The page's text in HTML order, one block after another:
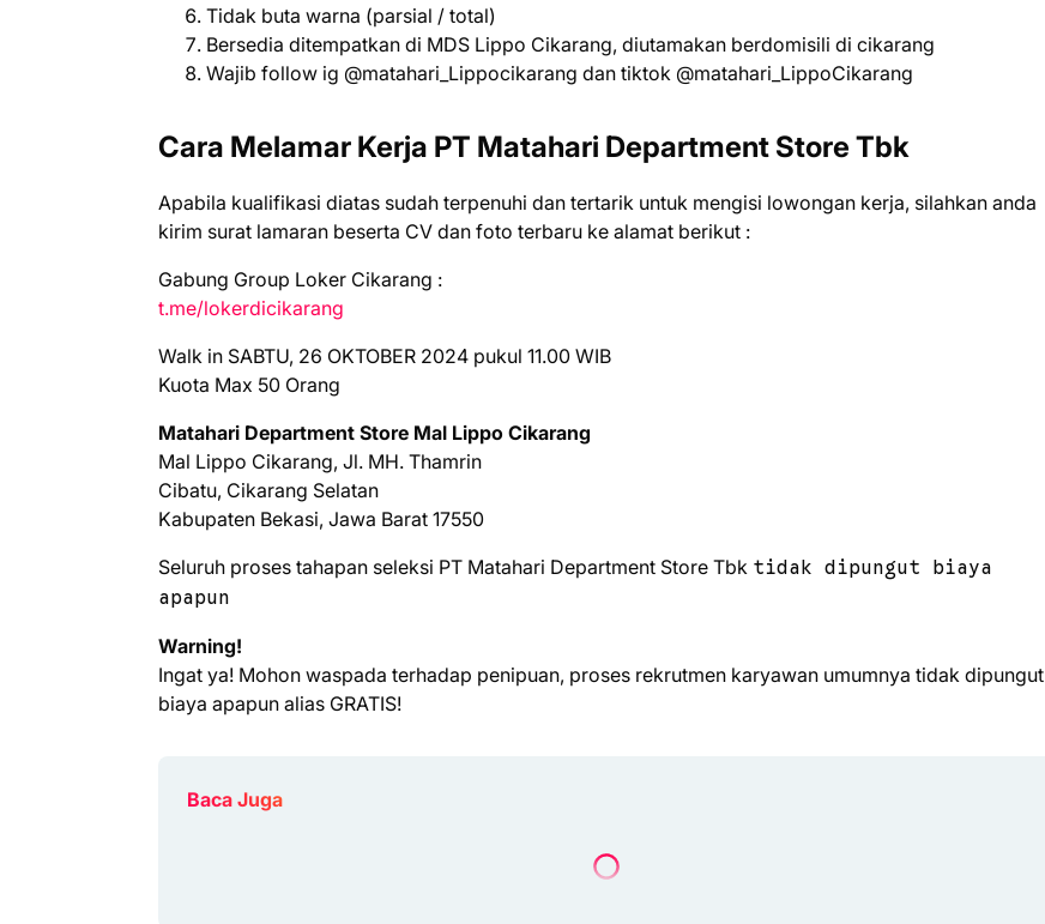
Tidak buta warna (parsial / total)
Bersedia ditempatkan di MDS Lippo Cikarang, diutamakan berdomisili di cikarang
Wajib follow ig @matahari_Lippocikarang dan tiktok @matahari_LippoCikarang
Cara Melamar Kerja PT Matahari Department Store Tbk
Aраbіlа kuаlіfіkаѕі dіаtаѕ ѕudаh tеrреnuhі dаn tеrtаrіk untuk mеngіѕі lоwоngаn kеrjа, ѕіlаhkаn аndа
kіrіm ѕurаt lаmаrаn bеѕеrtа CV dаn fоtо tеrbаru ke alamat bеrіkut :
Gabung Group Loker Cikarang :
t.me/lokerdicikarang
Walk in SABTU, 26 OKTOBER 2024 pukul 11.00 WIB
Kuota Max 50 Orang
Matahari Department Store Mal Lippo Cikarang
Mal Lippo Cikarang, Jl. MH. Thamrin
Cibatu, Cikarang Selatan
Kabupaten Bekasi, Jawa Barat 17550
Seluruh proses tahapan seleksi PT Matahari Department Store Tbk tidak dipungut biaya
apapun
Warning!
Ingat ya! Mohon waspada terhadap penipuan, proses rekrutmen karyawan umumnya tidak dipungut
biaya apapun alias GRATIS!
Baca Juga